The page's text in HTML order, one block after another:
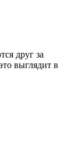
друг за
выглядит в